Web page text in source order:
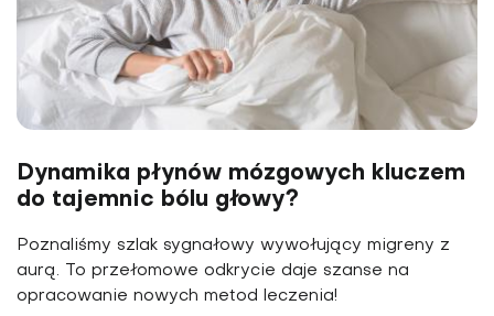
Dynamika płynów mózgowych kluczem
do tajemnic bólu głowy?
Poznaliśmy szlak sygnałowy wywołujący migreny z
aurą. To przełomowe odkrycie daje szanse na
opracowanie nowych metod leczenia!